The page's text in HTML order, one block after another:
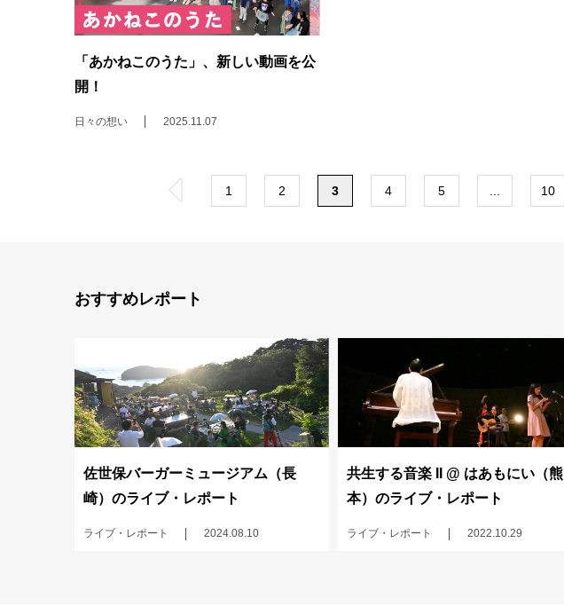
「あかねこのうた」、新しい動画を公
開！
日々の想い 2025.11.07
« 1 2 3 4 5 10
おすすめレポート
佐世保バーガーミュージアム（長
崎）のライブ・レポート
ライブ・レポート 2024.08.10
共生する音楽 II @ はあもにい（熊
本）のライブ・レポート
ライブ・レポート 2022.10.29